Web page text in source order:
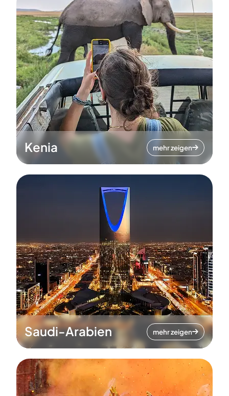
Kenia mehr zeigen
Saudi-Arabien mehr zeigen